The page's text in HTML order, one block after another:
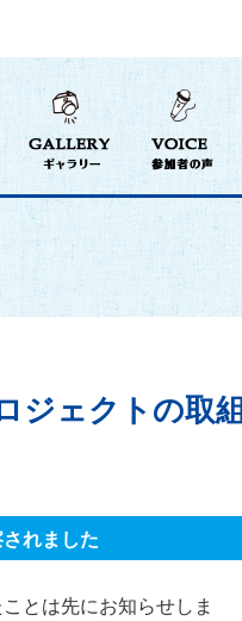
ジェクトの取組
れました
とは先にお知らせしま